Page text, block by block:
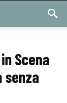
Scena
senza